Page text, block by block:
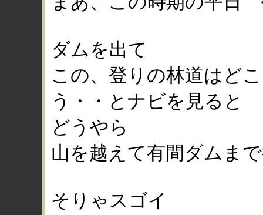
ダムを出て
この、登りの林道はど
う・・とナビを見ると
どうやら
山を越えて有間ダムま
そりゃスゴイ